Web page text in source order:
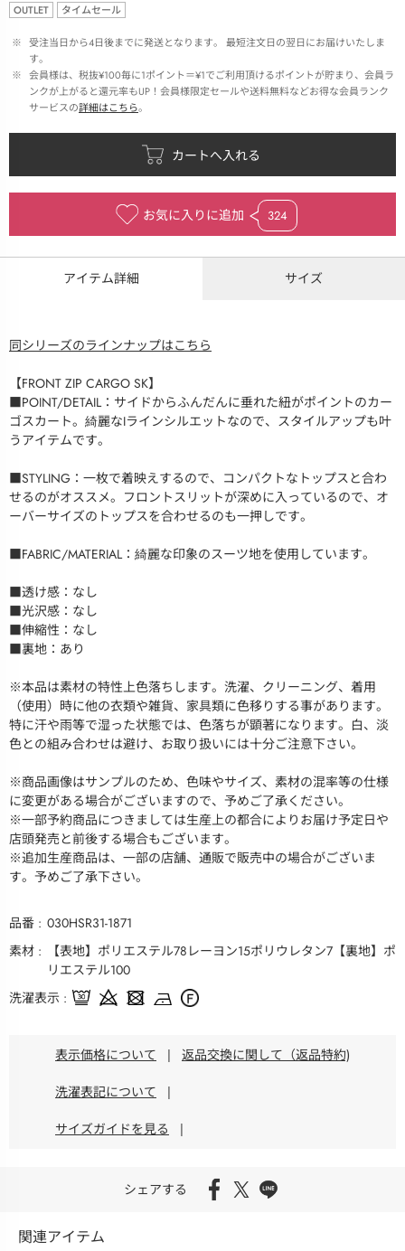
OUTLET タイムセール
※ 受注当日から4日後までに発送となります。 最短注文日の翌日にお届けいたしま
す。
※ 会員様は、税抜¥100毎に1ポイント＝¥1でご利用頂けるポイントが貯まり、会員ラ
ンクが上がると還元率もUP！会員様限定セールや送料無料などお得な会員ランク
サービスの詳細はこちら。
お気に入りに追加 324
アイテム詳細 サイズ
同シリーズのラインナップはこちら
【FRONT ZIP CARGO SK】
■POINT/DETAIL：サイドからふんだんに垂れた紐がポイントのカー
ゴスカート。綺麗なIラインシルエットなので、スタイルアップも叶
うアイテムです。
■STYLING：一枚で着映えするので、コンパクトなトップスと合わ
せるのがオススメ。フロントスリットが深めに入っているので、オ
ーバーサイズのトップスを合わせるのも一押しです。
■FABRIC/MATERIAL：綺麗な印象のスーツ地を使用しています。
■透け感：なし
■光沢感：なし
■伸縮性：なし
■裏地：あり
※本品は素材の特性上色落ちします。洗濯、クリーニング、着用
（使用）時に他の衣類や雑貨、家具類に色移りする事があります。
特に汗や雨等で湿った状態では、色落ちが顕著になります。白、淡
色との組み合わせは避け、お取り扱いには十分ご注意下さい。
※商品画像はサンプルのため、色味やサイズ、素材の混率等の仕様
に変更がある場合がございますので、予めご了承ください。
※一部予約商品につきましては生産上の都合によりお届け予定日や
店頭発売と前後する場合もございます。
※追加生産商品は、一部の店舗、通販で販売中の場合がございま
す。予めご了承下さい。
品番
030HSR31-1871
素材
【表地】ポリエステル78レーヨン15ポリウレタン7【裏地】ポ
リエステル100
洗濯表示
表示価格について | 返品交換に関して（返品特約)
洗濯表記について |
サイズガイドを見る |
シェアする
関連アイテム